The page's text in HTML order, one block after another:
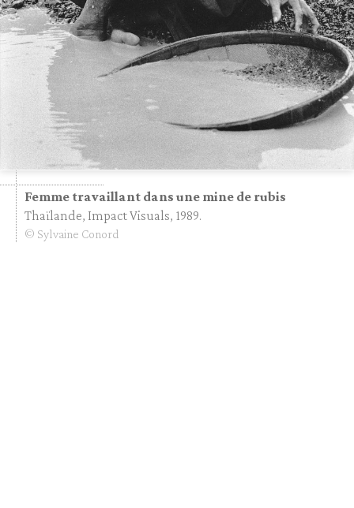
Femme travaillant dans une mine de rubis
Thaïlande, Impact Visuals, 1989.
© Sylvaine Conord